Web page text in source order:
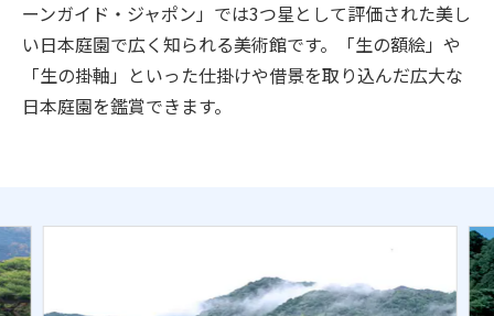
閉じる
ーンガイド・ジャポン」では3つ星として評価された美し
い日本庭園で広く知られる美術館です。「生の額絵」や
「生の掛軸」といった仕掛けや借景を取り込んだ広大な
日本庭園を鑑賞できます。